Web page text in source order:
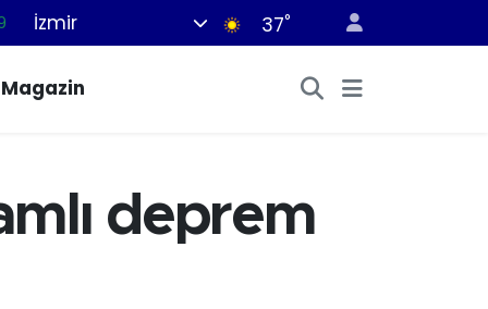
İzmir 37°
Magazin
deprem